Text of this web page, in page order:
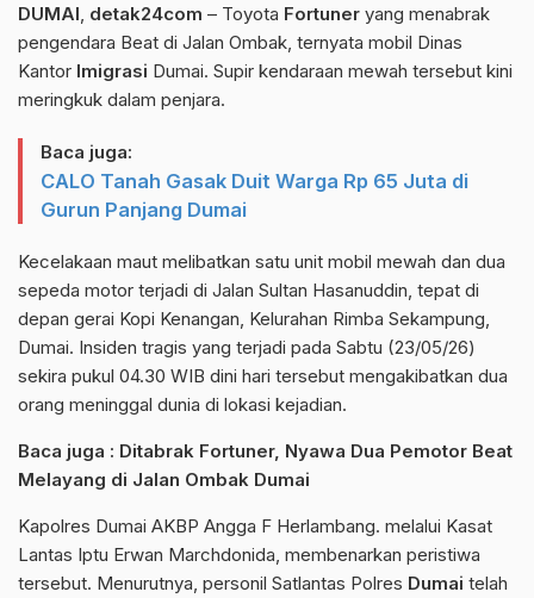
DUMAI, detak24com – Toyota Fortuner yang menabrak
pengendara Beat di Jalan Ombak, ternyata mobil Dinas
Kantor Imigrasi Dumai. Supir kendaraan mewah tersebut kini
meringkuk dalam penjara.
Baca juga:
CALO Tanah Gasak Duit Warga Rp 65 Juta di
Gurun Panjang Dumai
Kecelakaan maut melibatkan satu unit mobil mewah dan dua
sepeda motor terjadi di Jalan Sultan Hasanuddin, tepat di
depan gerai Kopi Kenangan, Kelurahan Rimba Sekampung,
Dumai. Insiden tragis yang terjadi pada Sabtu (23/05/26)
sekira pukul 04.30 WIB dini hari tersebut mengakibatkan dua
orang meninggal dunia di lokasi kejadian.
Baca juga : Ditabrak Fortuner, Nyawa Dua Pemotor Beat
Melayang di Jalan Ombak Dumai
Kapolres Dumai AKBP Angga F Herlambang. melalui Kasat
Lantas Iptu Erwan Marchdonida, membenarkan peristiwa
tersebut. Menurutnya, personil Satlantas Polres Dumai telah